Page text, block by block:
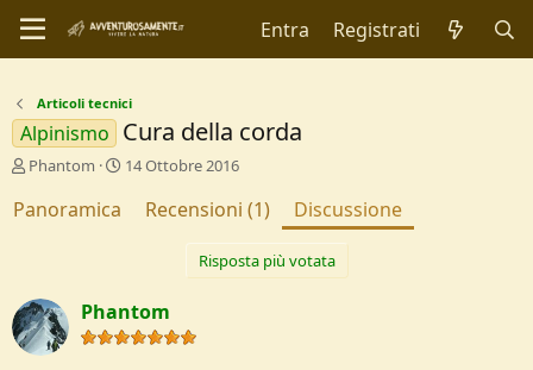
Entra Registrati
Articoli tecnici
Alpinismo Cura della corda
C
e
e
D
i
Phantom
D
n
i
14 Ottobre 2016
Panoramica Recensioni (1) Discussione
Risposta più votata
Phantom